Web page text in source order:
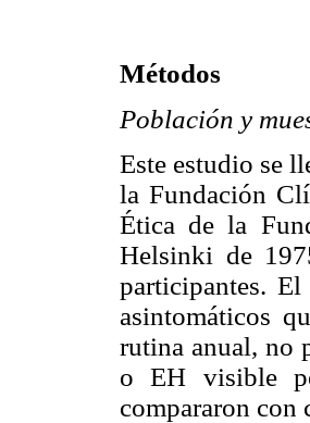
Métodos
Población y
Este estudio se
la Fundación
Ética de la
Helsinki de
participantes.
asintomáticos
rutina anual, no
o EH visible
compararon con